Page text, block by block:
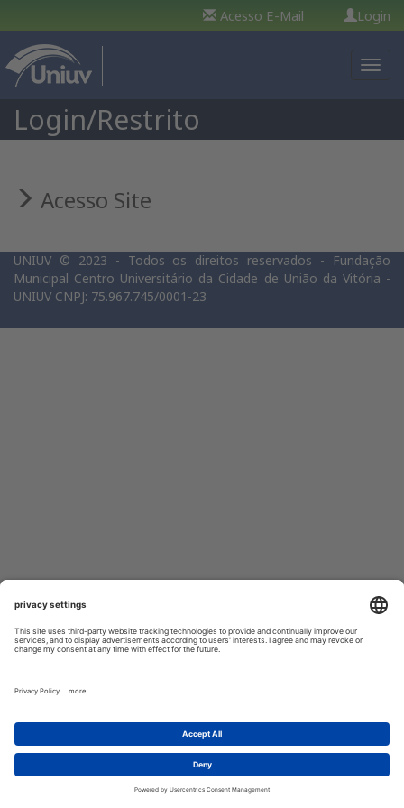
Acesso E-Mail Login
Login/Restrito
Acesso Site
UNIUV © 2023 - Todos os direitos reservados - Fundação
Municipal Centro Universitário da Cidade de União da Vitória -
UNIUV CNPJ: 75.967.745/0001-23